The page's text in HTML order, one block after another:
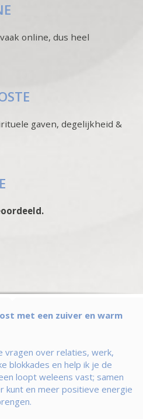
online, dus heel
gaven, degelijkheid &
met een zuiver en warm
vragen over relaties, werk,
blokkades en help ik je de
loopt weleens vast; samen
kunt en meer positieve energie